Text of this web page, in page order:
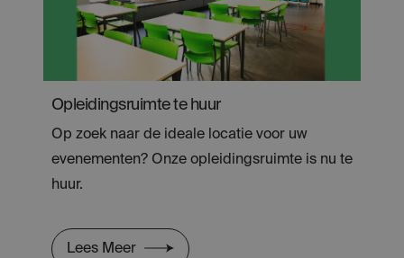
Opleidingsruimte te huur
Op zoek naar de ideale locatie voor uw
evenementen? Onze opleidingsruimte is nu te
huur.
Lees Meer